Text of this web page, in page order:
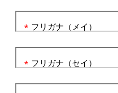
フリガナ（メイ）
*
フリガナ（セイ）
*